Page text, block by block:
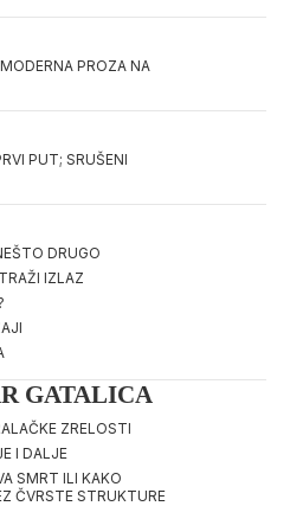
PROZA NA
PUT; SRUŠENI
DRUGO
IZLAZ
GATALICA
ZRELOSTI
I DALJE
SMRT ILI KAKO
ČVRSTE STRUKTURE